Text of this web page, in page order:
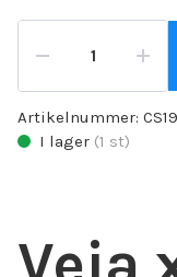
Artikelnummer:
I lager (1 st)